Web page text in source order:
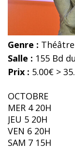
Genre :
Salle : 155 Bd
Prix : 5.00€ >
OCTOBRE
MER 4 20H
JEU 5 20H
VEN 6 20H
SAM 7 15H